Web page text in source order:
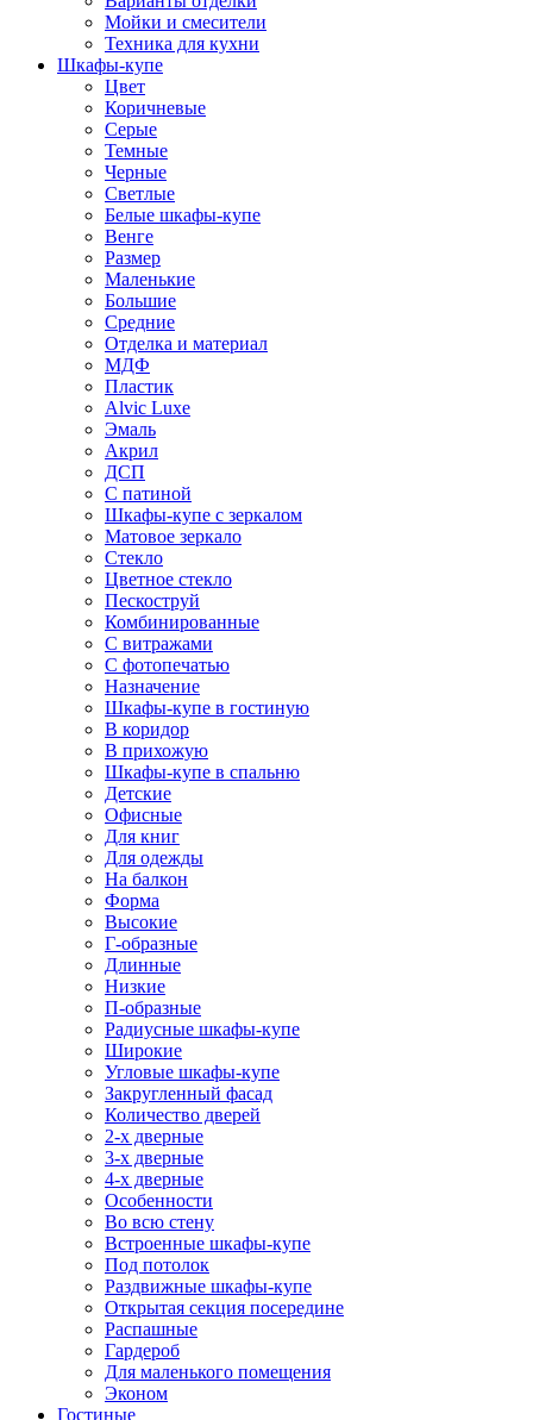
Мойки и смесители
Техника для кухни
Шкафы-купе
Цвет
Коричневые
Серые
Темные
Черные
Светлые
Белые шкафы-купе
Венге
Размер
Маленькие
Большие
Средние
Отделка и материал
МДФ
Пластик
Alvic Luxe
Эмаль
Акрил
ДСП
С патиной
Шкафы-купе с зеркалом
Матовое зеркало
Стекло
Цветное стекло
Пескоструй
Комбинированные
С витражами
С фотопечатью
Назначение
Шкафы-купе в гостиную
В коридор
В прихожую
Шкафы-купе в спальню
Детские
Офисные
Для книг
Для одежды
На балкон
Форма
Высокие
Г-образные
Длинные
Низкие
П-образные
Радиусные шкафы-купе
Широкие
Угловые шкафы-купе
Закругленный фасад
Количество дверей
2-х дверные
3-х дверные
4-х дверные
Особенности
Во всю стену
Встроенные шкафы-купе
Под потолок
Раздвижные шкафы-купе
Открытая секция посередине
Распашные
Гардероб
Для маленького помещения
Эконом
Гостиные